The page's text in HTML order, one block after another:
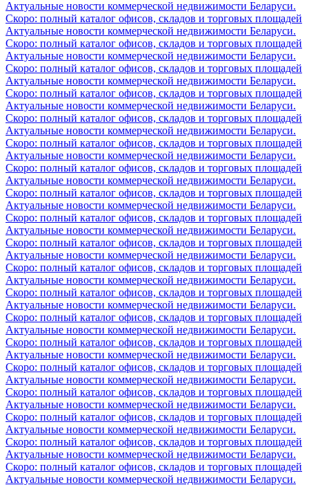
Актуальные новости коммерческой недвижимости Беларуси.
Скоро: полный каталог офисов, складов и торговых площадей
Актуальные новости коммерческой недвижимости Беларуси.
Скоро: полный каталог офисов, складов и торговых площадей
Актуальные новости коммерческой недвижимости Беларуси.
Скоро: полный каталог офисов, складов и торговых площадей
Актуальные новости коммерческой недвижимости Беларуси.
Скоро: полный каталог офисов, складов и торговых площадей
Актуальные новости коммерческой недвижимости Беларуси.
Скоро: полный каталог офисов, складов и торговых площадей
Актуальные новости коммерческой недвижимости Беларуси.
Скоро: полный каталог офисов, складов и торговых площадей
Актуальные новости коммерческой недвижимости Беларуси.
Скоро: полный каталог офисов, складов и торговых площадей
Актуальные новости коммерческой недвижимости Беларуси.
Скоро: полный каталог офисов, складов и торговых площадей
Актуальные новости коммерческой недвижимости Беларуси.
Скоро: полный каталог офисов, складов и торговых площадей
Актуальные новости коммерческой недвижимости Беларуси.
Скоро: полный каталог офисов, складов и торговых площадей
Актуальные новости коммерческой недвижимости Беларуси.
Скоро: полный каталог офисов, складов и торговых площадей
Актуальные новости коммерческой недвижимости Беларуси.
Скоро: полный каталог офисов, складов и торговых площадей
Актуальные новости коммерческой недвижимости Беларуси.
Скоро: полный каталог офисов, складов и торговых площадей
Актуальные новости коммерческой недвижимости Беларуси.
Скоро: полный каталог офисов, складов и торговых площадей
Актуальные новости коммерческой недвижимости Беларуси.
Скоро: полный каталог офисов, складов и торговых площадей
Актуальные новости коммерческой недвижимости Беларуси.
Скоро: полный каталог офисов, складов и торговых площадей
Актуальные новости коммерческой недвижимости Беларуси.
Скоро: полный каталог офисов, складов и торговых площадей
Актуальные новости коммерческой недвижимости Беларуси.
Скоро: полный каталог офисов, складов и торговых площадей
Актуальные новости коммерческой недвижимости Беларуси.
Скоро: полный каталог офисов, складов и торговых площадей
Актуальные новости коммерческой недвижимости Беларуси.